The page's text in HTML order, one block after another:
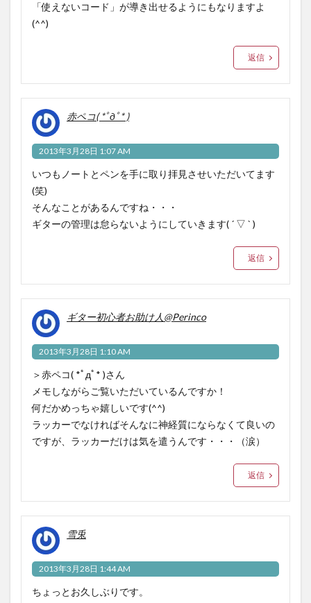
「使えないコード」が導き出せるようにもなりますよ
(^^)
返信
赤ペコ( *ﾟдﾟ* )
2013年3月28日 1:07 AM
いつもノートとペンを手に取り拝見させいただいてます
(笑)
そんなことがあるんですね・・・
ギターの管理は怠らないようにしていきます( ´ ▽ ` )
返信
ギター初心者お助け人@Perinco
2013年3月28日 1:10 AM
＞赤ペコ( *ﾟдﾟ* )さん
メモしながらご覧いただいているんですか！
何だかめっちゃ嬉しいです(^^)
ラッカーでなければそんなに神経質にならなくて良いの
ですが、ラッカーだけは気を遣うんです・・・（涙）
返信
雪兎
2013年3月28日 1:44 AM
ちょっとお久しぶりです。